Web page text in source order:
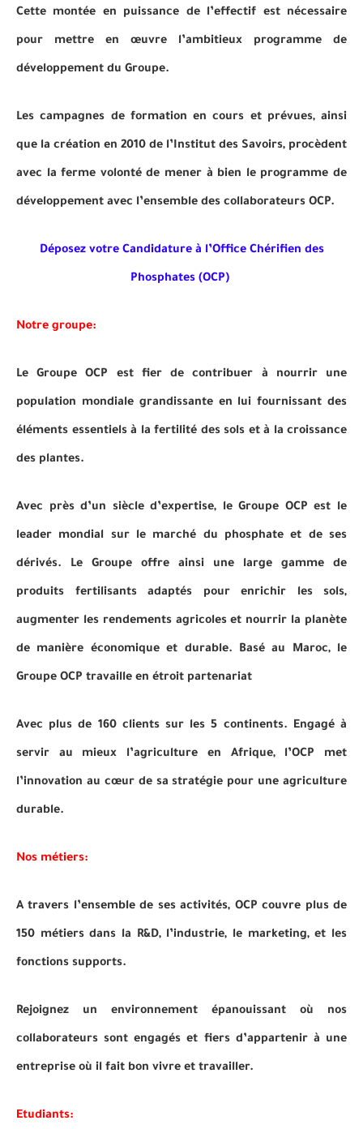
Cette montée en puissance de l’effectif est nécessaire
pour mettre en œuvre l’ambitieux programme de
développement du Groupe.
Les campagnes de formation en cours et prévues, ainsi
que la création en 2010 de l’Institut des Savoirs, procèdent
avec la ferme volonté de mener à bien le programme de
développement avec l’ensemble des collaborateurs OCP.
Déposez votre Candidature à l’Office Chérifien des
Phosphates (OCP)
Notre groupe:
Le Groupe OCP est fier de contribuer à nourrir une
population mondiale grandissante en lui fournissant des
éléments essentiels à la fertilité des sols et à la croissance
des plantes.
Avec près d’un siècle d’expertise, le Groupe OCP est le
leader mondial sur le marché du phosphate et de ses
dérivés. Le Groupe offre ainsi une large gamme de
produits fertilisants adaptés pour enrichir les sols,
augmenter les rendements agricoles et nourrir la planète
de manière économique et durable. Basé au Maroc, le
Groupe OCP travaille en étroit partenariat
Avec plus de 160 clients sur les 5 continents. Engagé à
servir au mieux l’agriculture en Afrique, l’OCP met
l’innovation au cœur de sa stratégie pour une agriculture
durable.
Nos métiers:
A travers l’ensemble de ses activités, OCP couvre plus de
150 métiers dans la R&D, l’industrie, le marketing, et les
fonctions supports.
Rejoignez un environnement épanouissant où nos
collaborateurs sont engagés et fiers d’appartenir à une
entreprise où il fait bon vivre et travailler.
Etudiants: